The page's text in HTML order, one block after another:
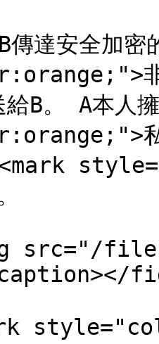
傳達安全加
非
給B。 A本人
<mark
src="/files/